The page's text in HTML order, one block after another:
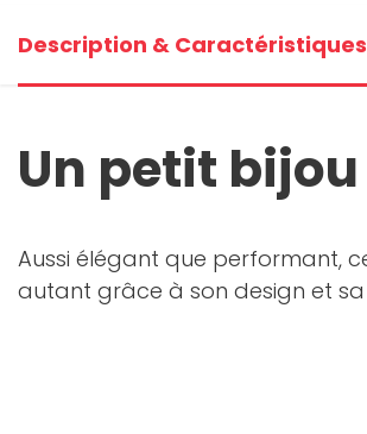
Description &
Un petit
Aussi élégant que performant,
autant grâce à son design et